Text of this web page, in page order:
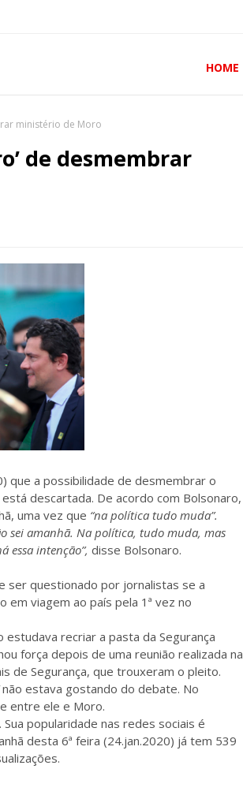
HOME
ministério de Moro
de desmembrar
que a possibilidade de desmembrar o
descartada. De acordo com Bolsonaro,
uma vez que “na política tudo muda”.
sei amanhã. Na política, tudo muda, mas
essa intenção”, disse Bolsonaro.
ser questionado por jornalistas se a
em viagem ao país pela 1ª vez no
recriar a pasta da Segurança
força depois de uma reunião realizada na
de Segurança, que trouxeram o pleito.
não estava gostando do debate. No
entre ele e Moro.
popularidade nas redes sociais é
desta 6ª feira (24.jan.2020) já tem 539